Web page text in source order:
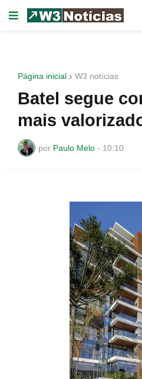
Página inicial W3 notícias
Batel segue
mais
por Paulo Melo - 10:10